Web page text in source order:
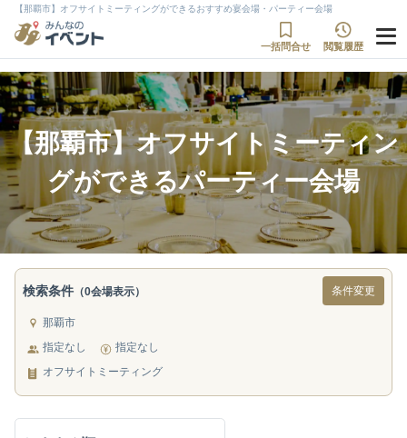
【那覇市】オフサイトミーティングができるおすすめ宴会場・パーティー会場
一括問合せ 閲覧履歴
【那覇市】オフサイトミーティン
グができるパーティー会場
検索条件 （0会場表示） 条件変更
那覇市
指定なし
指定なし
オフサイトミーティング